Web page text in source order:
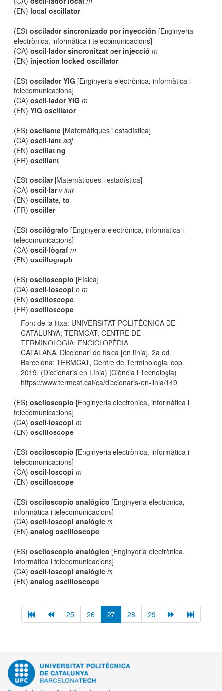
(EN) local oscillator
(ES)oscilador sincronizado por inyección [Enginyeria
electrònica, informàtica i telecomunicacions]
(CA)oscil·lador sincronitzat per injecció m
(EN) injection locked oscillator
(ES)oscilador YIG [Enginyeria electrònica, informàtica i
telecomunicacions]
(CA)oscil·lador YIG m
(EN)YIG oscillator
(ES)oscilante [Matemàtiques i estadística]
(CA)oscil·lant adj
(EN)oscillating
(FR)oscillant
(ES)oscilar[Matemàtiques i estadística]
(CA)oscil·lar v intr
(EN)oscillate, to
(FR)osciller
(ES)oscilógrafo [Enginyeria electrònica, informàtica i
telecomunicacions]
(CA)oscil·lògraf m
(EN)oscillograph
(ES)osciloscopio [Física]
(CA)oscil·loscopi n m
(EN)oscilloscope
(FR)oscilloscope
Font de la fitxa: UNIVERSITAT POLITÈCNICA DE
CATALUNYA; TERMCAT, CENTRE DE
TERMINOLOGIA; ENCICLOPÈDIA
CATALANA. Diccionari de física [en línia]. 2a ed.
Barcelona: TERMCAT, Centre de Terminologia, cop.
2019. (Diccionaris en Línia) (Ciència i Tecnologia)
https://www.termcat.cat/ca/diccionaris-en-linia/149
(ES)osciloscopio [Enginyeria electrònica, informàtica i
telecomunicacions]
(CA)oscil·loscopi m
(EN)oscilloscope
(ES)osciloscopio [Enginyeria electrònica, informàtica i
telecomunicacions]
(CA)oscil·loscopi m
(EN)oscilloscope
(ES)osciloscopio analógico [Enginyeria electrònica,
informàtica i telecomunicacions]
(CA)oscil·loscopi analògic m
(EN)analog oscilloscope
(ES)osciloscopio analógico [Enginyeria electrònica,
informàtica i telecomunicacions]
(CA)oscil·loscopi analògic m
(EN)analog oscilloscope
25 26 27 28 29